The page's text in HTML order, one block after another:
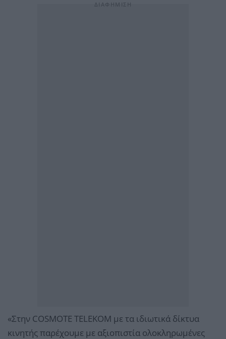
«Στην COSMOTE TELEKOM με τα ιδιωτικά δίκτυα
κινητής παρέχουμε με αξιοπιστία ολοκληρωμένες